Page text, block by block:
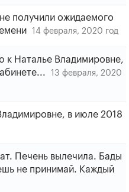
получили ожидаемого
14 февраля, 2020 год
к Наталье Владимировне,
13 февраля, 2020
в июле 2018
Печень вылечила. Бады
не принимай. Каждый